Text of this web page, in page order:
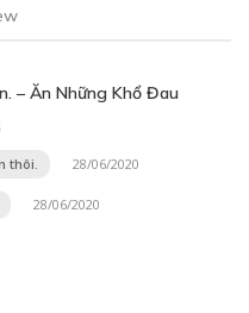
– Ăn Những Khổ Đau
thôi. 28/06/2020
28/06/2020